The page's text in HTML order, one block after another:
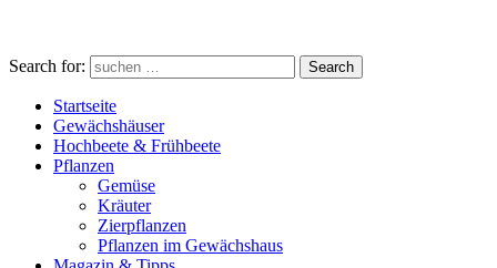
Search for: Search
Startseite
Gewächshäuser
Hochbeete & Frühbeete
Pflanzen
Gemüse
Kräuter
Zierpflanzen
Pflanzen im Gewächshaus